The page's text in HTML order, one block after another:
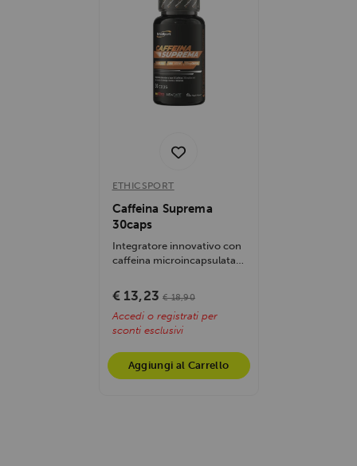
ETHICSPORT
Caffeina Suprema
30caps
Integratore innovativo con
caffeina microincapsulata,
Aumenta...
€ 13,23 € 18,90
Accedi o registrati per
sconti esclusivi
Aggiungi al Carrello